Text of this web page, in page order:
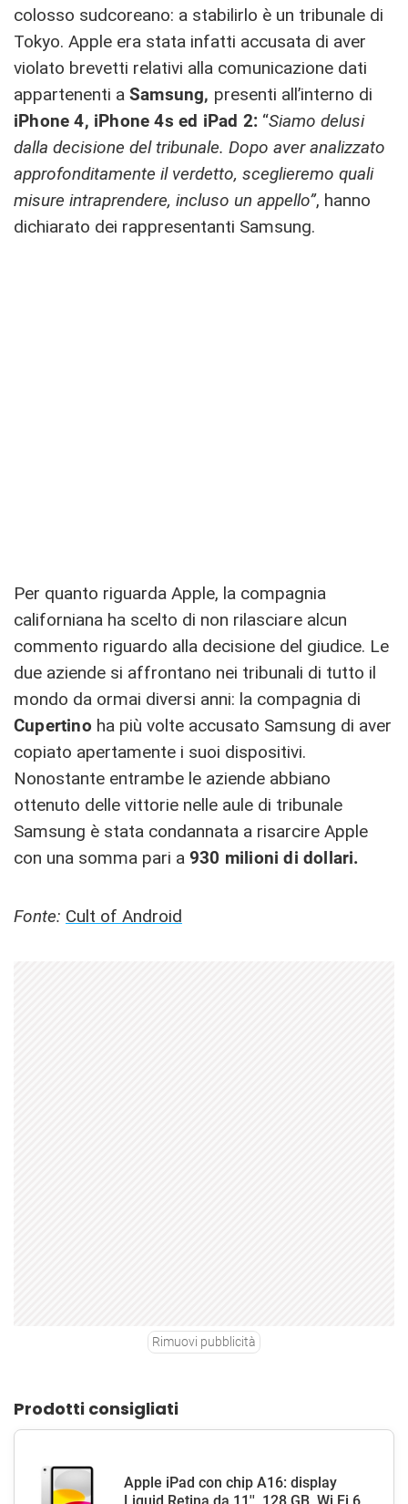
colosso sudcoreano: a stabilirlo è un tribunale di
Tokyo. Apple era stata infatti accusata di aver
violato brevetti relativi alla comunicazione dati
appartenenti a Samsung, presenti all’interno di
iPhone 4, iPhone 4s ed iPad 2: “Siamo delusi
dalla decisione del tribunale. Dopo aver analizzato
approfonditamente il verdetto, sceglieremo quali
misure intraprendere, incluso un appello”, hanno
dichiarato dei rappresentanti Samsung.
Per quanto riguarda Apple, la compagnia
californiana ha scelto di non rilasciare alcun
commento riguardo alla decisione del giudice. Le
due aziende si affrontano nei tribunali di tutto il
mondo da ormai diversi anni: la compagnia di
Cupertino ha più volte accusato Samsung di aver
copiato apertamente i suoi dispositivi.
Nonostante entrambe le aziende abbiano
ottenuto delle vittorie nelle aule di tribunale
Samsung è stata condannata a risarcire Apple
con una somma pari a 930 milioni di dollari.
Fonte: Cult of Android
Rimuovi pubblicità
Prodotti consigliati
Apple iPad con chip A16: display